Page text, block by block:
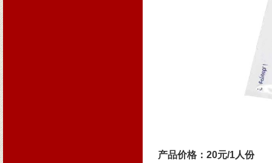
产品价格：20元/1人份